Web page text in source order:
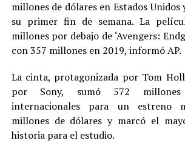
millones de dólares en Estados Unidos
su primer fin de semana. La
millones por debajo de ‘Avengers:
con 357 millones en 2019, informó AP.
La cinta, protagonizada por Tom
por Sony, sumó 572 millones
internacionales para un estreno
millones de dólares y marcó el
historia para el estudio.